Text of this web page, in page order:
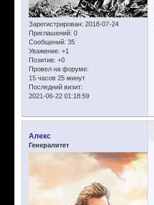
Зарегистрирован: 2018-07-24
Приглашений: 0
Сообщений: 35
Уважение: +1
Позитив: +0
Провел на форуме:
15 часов 25 минут
Последний визит:
2021-06-22 01:18:59
Алекс
Генералитет